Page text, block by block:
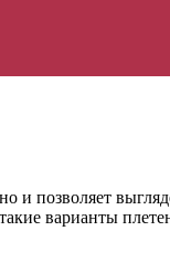
и позволяет
варианты